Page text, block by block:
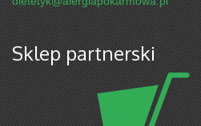
Sklep partnerski